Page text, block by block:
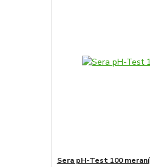
Sera pH-Test 100 meraní